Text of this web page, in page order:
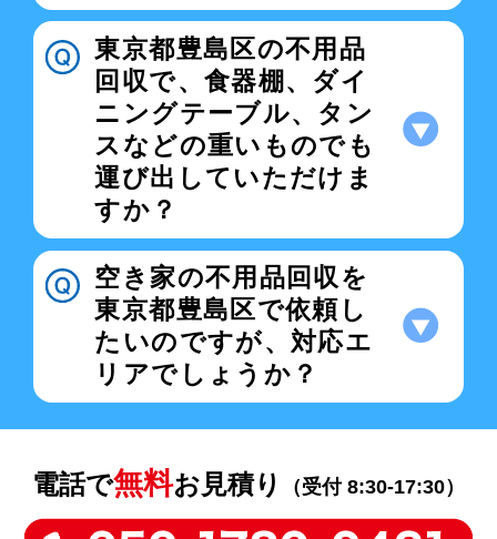
東京都豊島区の不用品
回収で、食器棚、ダイ
ニングテーブル、タン
スなどの重いものでも
運び出していただけま
すか？
空き家の不用品回収を
東京都豊島区で依頼し
たいのですが、対応エ
リアでしょうか？
電話で無料お見積り （受付 8:30-17:30）